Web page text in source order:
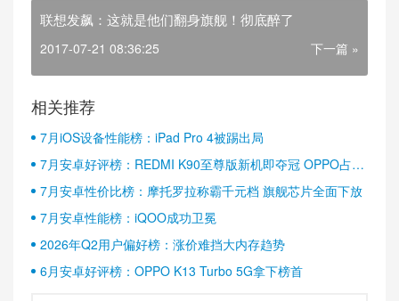
联想发飙：这就是他们翻身旗舰！彻底醉了
2017-07-21 08:36:25 下一篇 »
相关推荐
7月iOS设备性能榜：iPad Pro 4被踢出局
7月安卓好评榜：REDMI K90至尊版新机即夺冠 OPPO占据
半壁江山
7月安卓性价比榜：摩托罗拉称霸千元档 旗舰芯片全面下放
7月安卓性能榜：iQOO成功卫冕
2026年Q2用户偏好榜：涨价难挡大内存趋势
6月安卓好评榜：OPPO K13 Turbo 5G拿下榜首